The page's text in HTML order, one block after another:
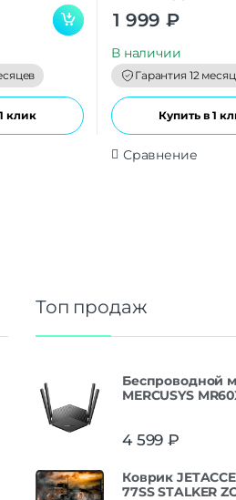
клик
o
1 999 ₽
В наличии
Гарантия 12
Купить в 1
Сравнение
Топ продаж
Беспроводной
MERCUSYS
4 599 ₽
Коврик
77SS STALKER